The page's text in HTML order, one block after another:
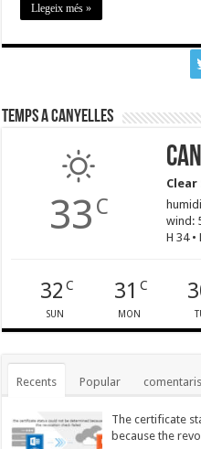
Llegeix més »
Temps a Canyelles
33 C
Clear
wind:
H 34 •
32 C
SUN
31 C
MON
Recents Popular comentaris
The certificate
because the